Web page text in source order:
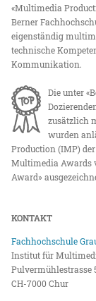
«Multimedia
Berner
eigenständig
technische
Kommunikation.
Die unter
zusätzlich
wurden
Production (IMP)
Multimedia Awards
Award»
KONTAKT
Fachhochschule
Institut für
Pulvermühlestrasse
CH-7000 Chur